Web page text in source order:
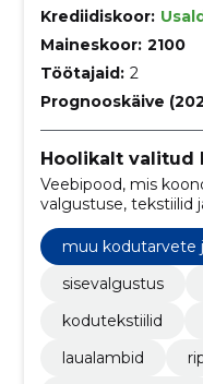
Krediidiskoor:
Maineskoor: 2100
Töötajaid: 2
Prognooskäive
Hoolikalt valitud
Veebipood, mis
valgustuse, tekstiilid
Eesti ja Euroopa
Pakume
muuta kodu
muu kodutarvete
sisevalgustus
kodutekstiilid
laualambid